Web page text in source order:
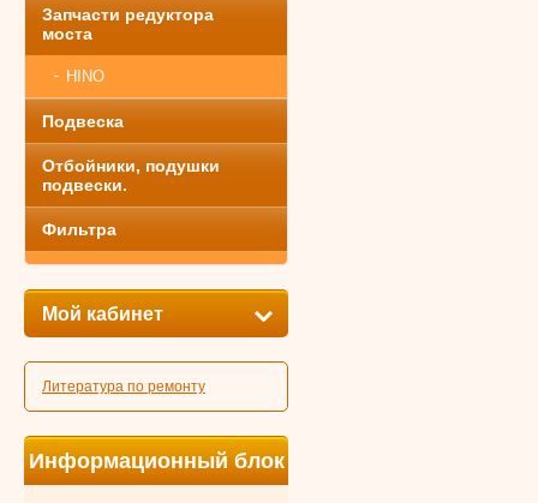
Запчасти редуктора
моста
HINO
Подвеска
Отбойники, подушки
подвески.
Фильтра
Мой кабинет
Литература по ремонту
Информационный блок